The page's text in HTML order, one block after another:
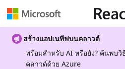
สร้างแอปเนทีฟบนคลาวด์
พร้อมสําหรับ AI หรือยัง? ค้นพบ
คลาวด์ด้วย Azure